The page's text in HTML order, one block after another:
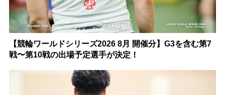
【競輪ワールドシリーズ2026 8月 開催分】G3を含む第7
戦〜第10戦の出場予定選手が決定！